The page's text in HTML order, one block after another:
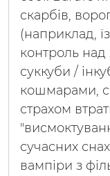
скарбів,
(наприклад,
контроль
суккуби /
кошмарами,
страхом
сучасних
вампіри з